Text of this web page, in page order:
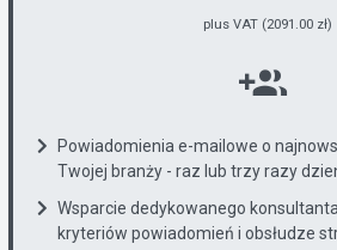
plus VAT (2091.00 zł)
Powiadomienia e-mailowe o
Twojej branży - raz lub trzy razy
Wsparcie dedykowanego
kryteriów powiadomień i obsłudze